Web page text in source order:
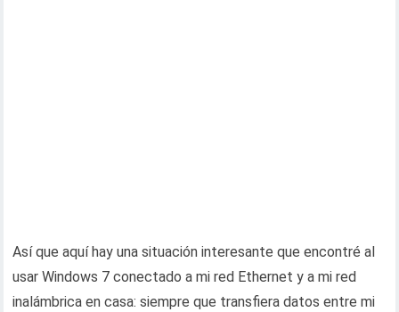
Así que aquí hay una situación interesante que encontré al
usar Windows 7 conectado a mi red Ethernet y a mi red
inalámbrica en casa: siempre que transfiera datos entre mi